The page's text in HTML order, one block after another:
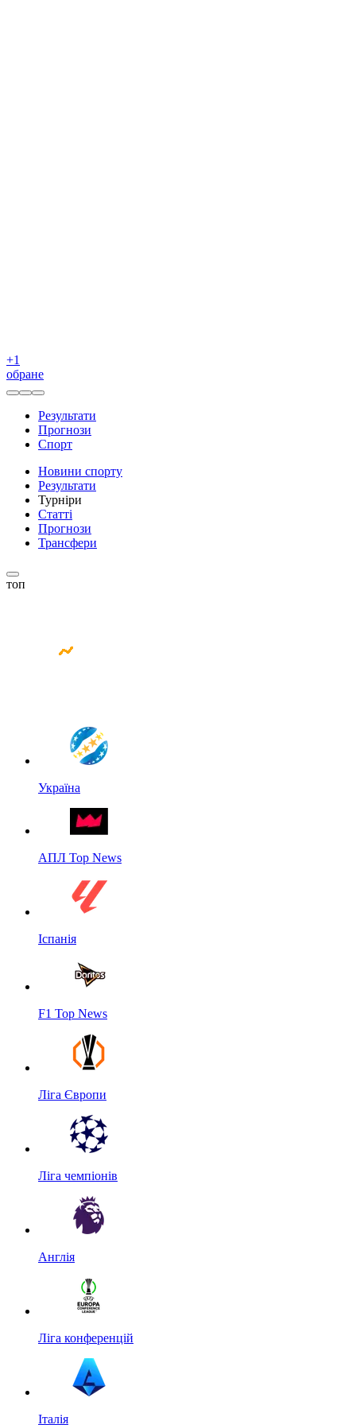
+1
обране
Результати
Прогнози
Спорт
Новини спорту
Результати
Турніри
Статті
Прогнози
Трансфери
топ
Україна
АПЛ Top News
Іспанія
F1 Top News
Ліга Європи
Ліга чемпіонів
Англія
Ліга конференцій
Італія